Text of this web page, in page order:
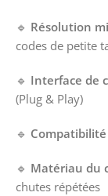
🔹 Résolution
codes de petite
🔹 Interface de
(Plug & Play)
🔹 Compatibilité
🔹 Matériau du
chutes répétées